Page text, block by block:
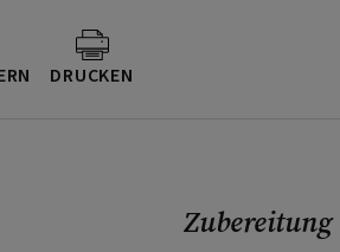
DRUCKEN
Zubereitung